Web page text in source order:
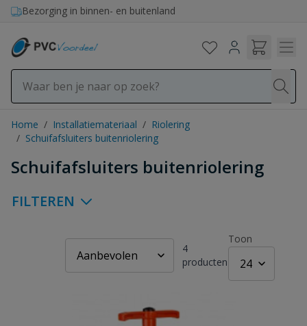
Ga naar de inhoud
Bezorging in binnen- en buitenland
Home / Installatiemateriaal / Riolering
/ Schuifafsluiters buitenriolering
Schuifafsluiters buitenriolering
FILTEREN
4
producten
Toon